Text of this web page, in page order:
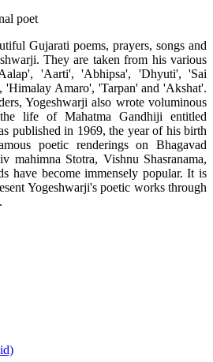
poet
Gujarati poems, prayers, songs and
They are taken from his various
'Aarti', 'Abhipsa', 'Dhyuti', 'Sai
'Himalay Amaro', 'Tarpan' and 'Akshat'.
Yogeshwarji also wrote voluminous
life of Mahatma Gandhiji entitled
published in 1969, the year of his birth
poetic renderings on Bhagavad
mahimna Stotra, Vishnu Shasranama,
have become immensely popular. It is
Yogeshwarji's poetic works through